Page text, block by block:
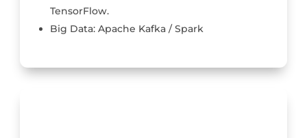
TensorFlow.
Big Data: Apache Kafka / Spark